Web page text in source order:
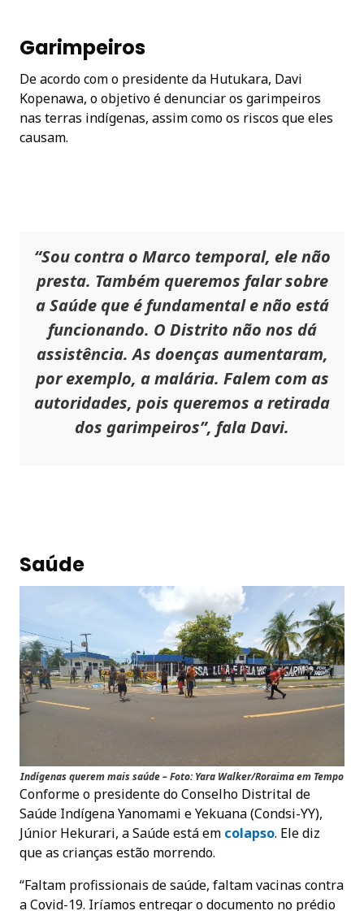
Garimpeiros
De acordo com o presidente da Hutukara, Davi
Kopenawa, o objetivo é denunciar os garimpeiros
nas terras indígenas, assim como os riscos que eles
causam.
“Sou contra o Marco temporal, ele não
presta. Também queremos falar sobre
a Saúde que é fundamental e não está
funcionando. O Distrito não nos dá
assistência. As doenças aumentaram,
por exemplo, a malária. Falem com as
autoridades, pois queremos a retirada
dos garimpeiros”, fala Davi.
Saúde
Indígenas querem mais saúde – Foto: Yara Walker/Roraima em Tempo
Conforme o presidente do Conselho Distrital de
Saúde Indígena Yanomami e Yekuana (Condsi-YY),
Júnior Hekurari, a Saúde está em colapso. Ele diz
que as crianças estão morrendo.
“Faltam profissionais de saúde, faltam vacinas contra
a Covid-19. Iríamos entregar o documento no prédio